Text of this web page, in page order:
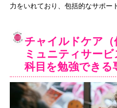
力をいれており、包括的なサポー
チャイルドケア（
ミュニティサー
科目を勉強できる